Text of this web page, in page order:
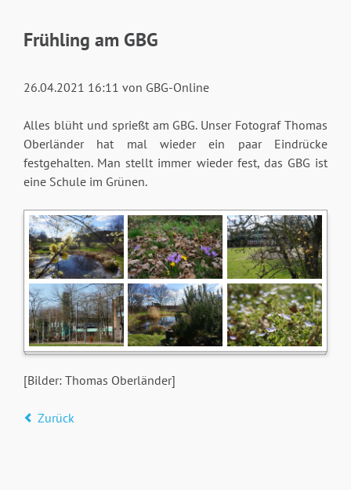
Frühling am GBG
26.04.2021 16:11 von GBG-Online
Alles blüht und sprießt am GBG. Unser Fotograf Thomas
Oberländer hat mal wieder ein paar Eindrücke
festgehalten. Man stellt immer wieder fest, das GBG ist
eine Schule im Grünen.
[Bilder: Thomas Oberländer]
Zurück